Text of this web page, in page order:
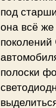
под
она всё
полоски